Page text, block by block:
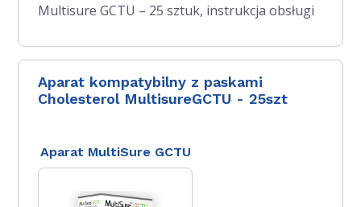
Multisure GCTU – 25 sztuk, instrukcja obsługi
Aparat kompatybilny z paskami
Cholesterol MultisureGCTU - 25szt
Aparat MultiSure GCTU